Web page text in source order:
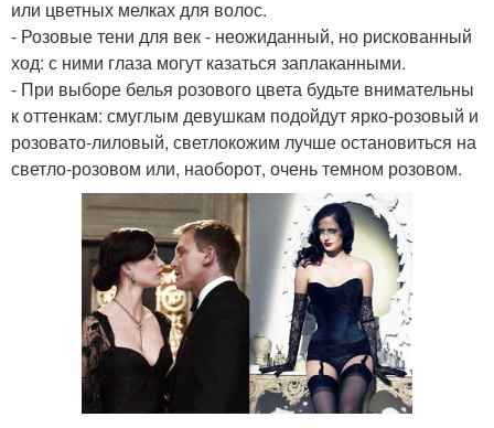
или цветных мелках для волос.
- Розовые тени для век - неожиданный, но рискованный
ход: с ними глаза могут казаться заплаканными.
- При выборе белья розового цвета будьте внимательны
к оттенкам: смуглым девушкам подойдут ярко-розовый и
розовато-лиловый, светлокожим лучше остановиться на
светло-розовом или, наоборот, очень темном розовом.